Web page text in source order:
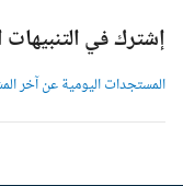
إشترك في التنبيهات
المستجدات اليومية عن آخر